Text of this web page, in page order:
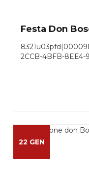
Festa Don
2CCB-4BFB-8EE4-
22 GEN